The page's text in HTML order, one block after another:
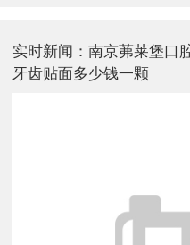
实时新闻：南京茀莱堡口
牙齿贴面多少钱一颗